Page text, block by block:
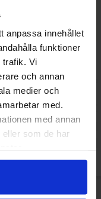
anpassa innehållet
funktioner
trafik. Vi
och annan
medier och
med.
med annan
som de har
Tootsie